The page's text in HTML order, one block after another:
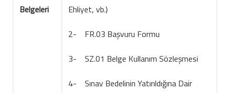
Belgeleri
Ehliyet, vb.)
2- FR.03 Başvuru Formu
3- SZ.01 Belge Kullanım Sözleşmesi
4- Sınav Bedelinin Yatırıldığına Dair